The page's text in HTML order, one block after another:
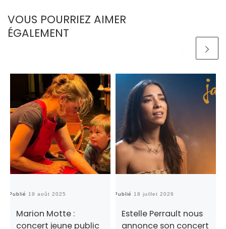
VOUS POURRIEZ AIMER
ÉGALEMENT
Publié 19 août 2025
Marion Motte :
concert jeune public
Publié 18 juillet 2026
Estelle Perrault nous
annonce son concert